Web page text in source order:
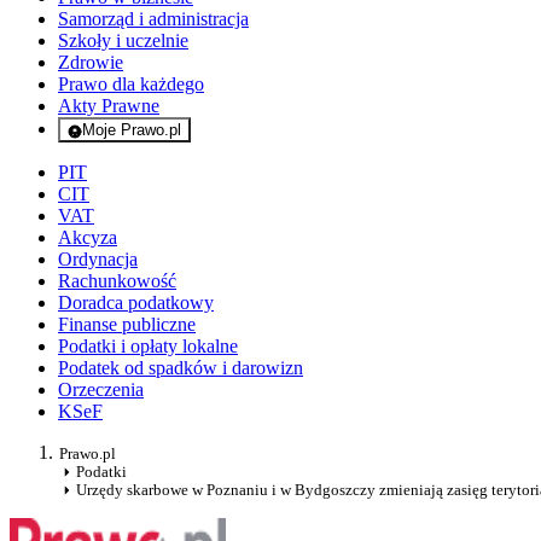
Samorząd i administracja
Szkoły i uczelnie
Zdrowie
Prawo dla każdego
Akty Prawne
Moje Prawo.pl
- rejestracja i logowanie do serwisu
PIT
CIT
VAT
Akcyza
Ordynacja
Rachunkowość
Doradca podatkowy
Finanse publiczne
Podatki i opłaty lokalne
Podatek od spadków i darowizn
Orzeczenia
KSeF
Prawo.pl
Podatki
Urzędy skarbowe w Poznaniu i w Bydgoszczy zmieniają zasięg